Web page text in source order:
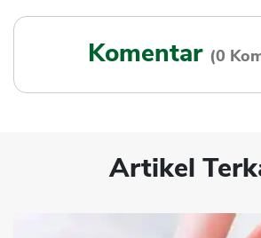
Komentar (0
Artikel